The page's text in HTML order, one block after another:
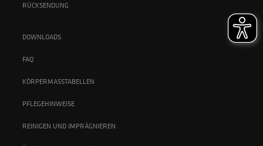
RÜCKSENDUNG
DOWNLOADS
FAQ
KÖRPERMASSTABELLEN
PFLEGEHINWEISE
REINIGEN UND IMPRÄGNIEREN